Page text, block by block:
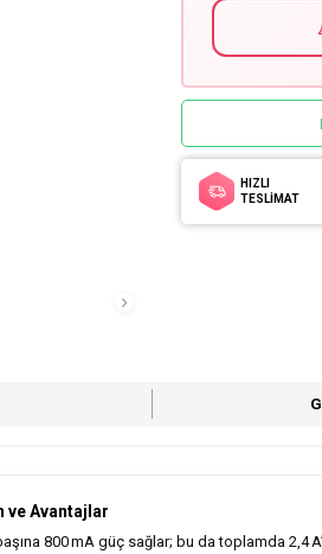
HIZLI
TESLİMAT
ve Avantajlar
800 mA güç sağlar; bu da toplamda 2,4